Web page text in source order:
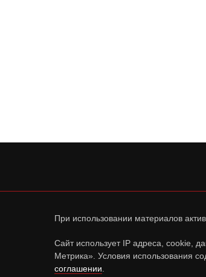
При использовании материалов
Сайт использует IP адреса, cookie,
Метрика». Условия использования
соглашении